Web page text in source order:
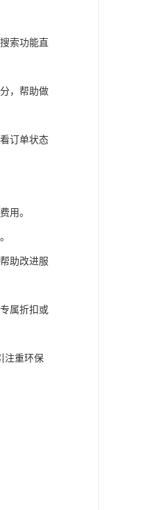
索功能直
，帮助做
订单状态
用。
助改进服
属折扣或
注重环保